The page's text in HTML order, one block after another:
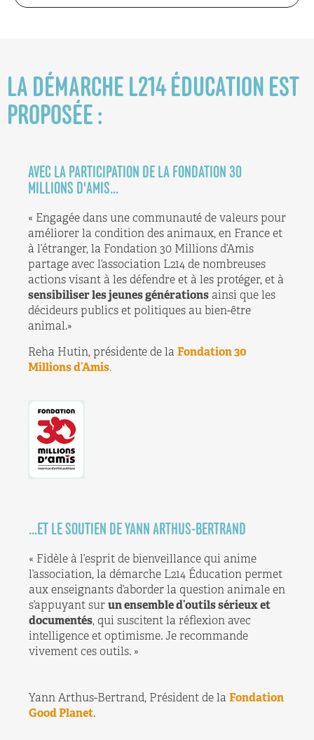
LA DÉMARCHE L214 ÉDUCATION EST
PROPOSÉE :
AVEC LA PARTICIPATION DE LA FONDATION 30
MILLIONS D'AMIS...
« Engagée dans une communauté de valeurs pour
améliorer la condition des animaux, en France et
à l’étranger, la Fondation 30 Millions d’Amis
partage avec l’association L214 de nombreuses
actions visant à les défendre et à les protéger, et à
sensibiliser les jeunes générations ainsi que les
décideurs publics et politiques au bien-être
animal.»
Reha Hutin, présidente de la Fondation 30
Millions d’Amis.
...ET LE SOUTIEN DE YANN ARTHUS-BERTRAND
« Fidèle à l’esprit de bienveillance qui anime
l’association, la démarche L214 Éducation permet
aux enseignants d’aborder la question animale en
s’appuyant sur un ensemble d’outils sérieux et
documentés, qui suscitent la réflexion avec
intelligence et optimisme. Je recommande
vivement ces outils. »
Yann Arthus-Bertrand, Président de la Fondation
Good Planet.